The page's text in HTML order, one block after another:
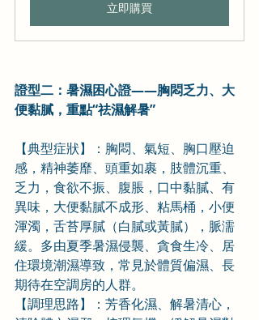
立即購買
證型二：暑濕困心證——胸悶乏力、大
便黏膩，重點“祛濕解暑”
【典型症狀】：胸悶、氣短、胸口壓迫
感，精神萎靡、頭重如裹，肢體沉重、
乏力，食欲不振、腹脹，口中黏膩、有
異味，大便黏膩不成形、粘馬桶，小便
渾濁，舌苔厚膩（白膩或黃膩），脈濡
緩。多由夏季暑濕侵襲、貪食生冷、居
住環境潮濕導致，常見於體質偏濕、長
期待在空調房的人群。
【調理思路】：芳香化濕、解暑清心，